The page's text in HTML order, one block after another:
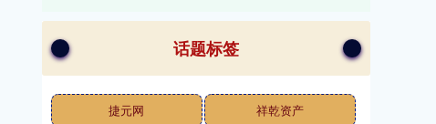
话题标签
捷元网 祥乾资产